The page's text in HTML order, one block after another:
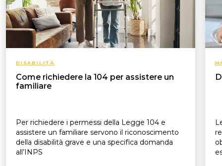
DISABILITÀ
Come richiedere la 104 per assistere un
familiare
Per richiedere i permessi della Legge 104 e
assistere un familiare servono il riconoscimento
della disabilità grave e una specifica domanda
all’INPS